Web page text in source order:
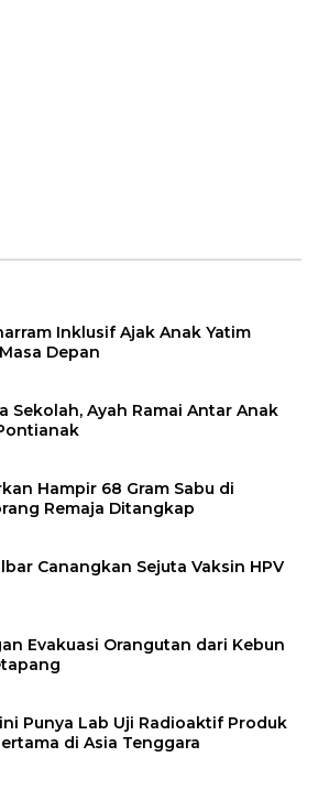
Inklusif Ajak Anak Yatim
Depan
Sekolah, Ayah Ramai Antar Anak
Hampir 68 Gram Sabu di
Remaja Ditangkap
Canangkan Sejuta Vaksin HPV
Evakuasi Orangutan dari Kebun
Punya Lab Uji Radioaktif Produk
di Asia Tenggara